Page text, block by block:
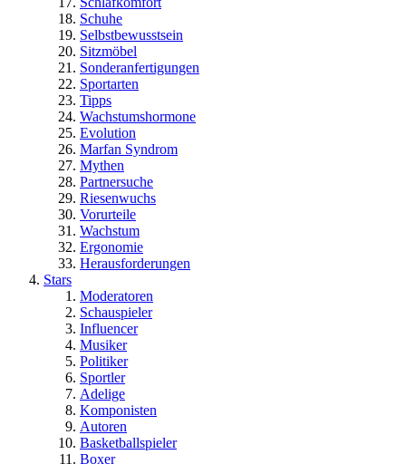
Schuhe
Selbstbewusstsein
Sitzmöbel
Sonderanfertigungen
Sportarten
Tipps
Wachstumshormone
Evolution
Marfan Syndrom
Mythen
Partnersuche
Riesenwuchs
Vorurteile
Wachstum
Ergonomie
Herausforderungen
Stars
Moderatoren
Schauspieler
Influencer
Musiker
Politiker
Sportler
Adelige
Komponisten
Autoren
Basketballspieler
Boxer